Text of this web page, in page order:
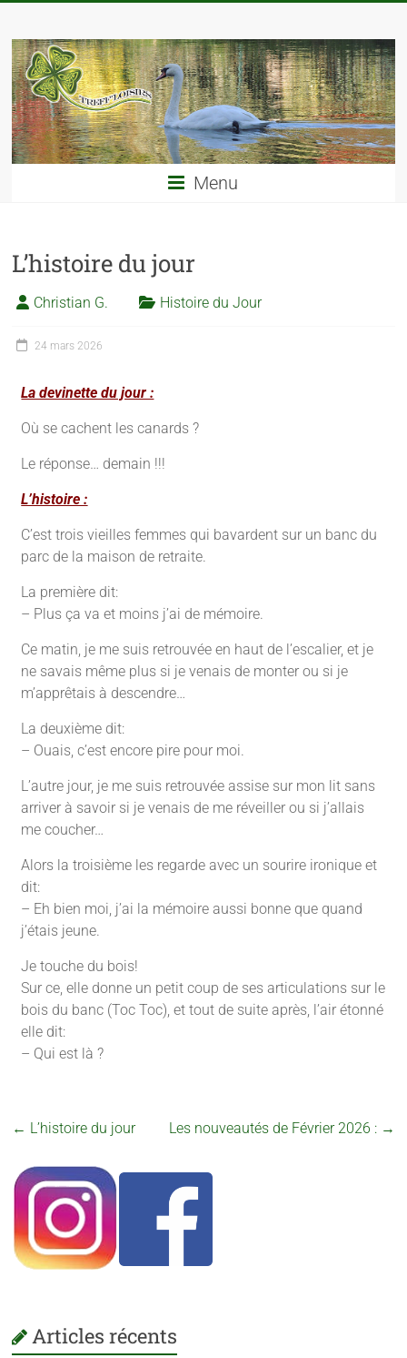
Menu
L’histoire du jour
Christian G. Histoire du Jour
24 mars 2026
La devinette du jour :
Où se cachent les canards ?
Le réponse… demain !!!
L’histoire :
C’est trois vieilles femmes qui bavardent sur un banc du
parc de la maison de retraite.
La première dit:
– Plus ça va et moins j’ai de mémoire.
Ce matin, je me suis retrouvée en haut de l’escalier, et je
ne savais même plus si je venais de monter ou si je
m’apprêtais à descendre…
La deuxième dit:
– Ouais, c’est encore pire pour moi.
L’autre jour, je me suis retrouvée assise sur mon lit sans
arriver à savoir si je venais de me réveiller ou si j’allais
me coucher…
Alors la troisième les regarde avec un sourire ironique et
dit:
– Eh bien moi, j’ai la mémoire aussi bonne que quand
j’étais jeune.
Je touche du bois!
Sur ce, elle donne un petit coup de ses articulations sur le
bois du banc (Toc Toc), et tout de suite après, l’air étonné
elle dit:
– Qui est là ?
← L’histoire du jour Les nouveautés de Février 2026 : →
Articles récents